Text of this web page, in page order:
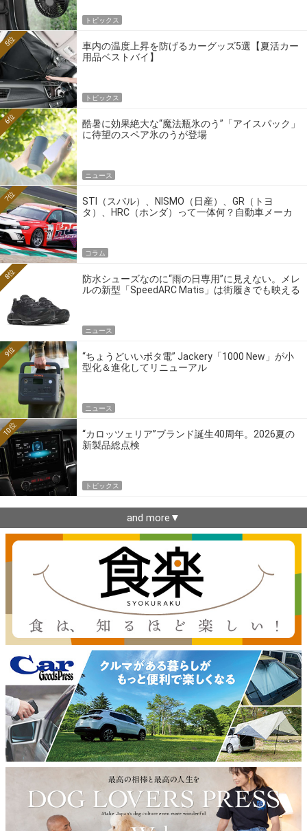
トピックス
車内の温度上昇を防げるカーグッズ5選【夏活カー
用品ベストバイ】
5位
トピックス
酷暑に効果絶大な“魔法瓶氷のう”「アイスパック」
に待望のスペア氷のうが登場
6位
ニュース
STI（スバル）、NISMO（日産）、GR（トヨ
タ）、HRC（ホンダ）って一体何？自動車メーカ
7位
コラム
防水シューズなのに“雨の日専用”に見えない。メレ
ルの新型「SpeedARC Matis」は街履きでも映える
8位
ニュース
“ちょうどいいポタ電” Jackery「1000 New」が小
型化＆進化してリニューアル
9位
ニュース
“カロッツェリア”ブランド誕生40周年。2026夏の
新製品総点検
10位
トピックス
and more▼